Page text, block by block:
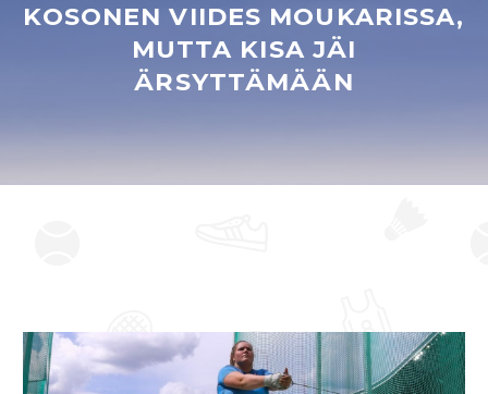
KOSONEN VIIDES MOUKARISSA,
MUTTA KISA JÄI
ÄRSYTTÄMÄÄN